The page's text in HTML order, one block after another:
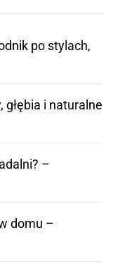
po stylach,
głębia i naturalne
–
domu –